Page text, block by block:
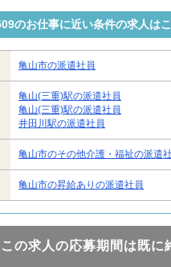
のお仕事に近い条件の求人は
亀山市の派遣社員
亀山(三重)駅の派遣社員
亀山(三重)駅の派遣社員
井田川駅の派遣社員
亀山市のその他介護・福祉の派遣
亀山市の昇給ありの派遣社員
この求人の応募期間は既に